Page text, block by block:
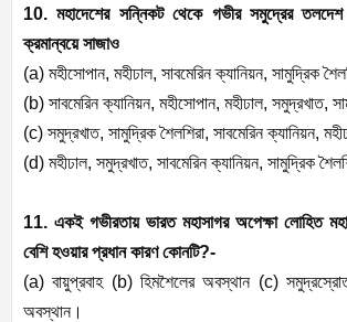
10. মহাদেশের সন্নিকট থেকে গভীর সমুদ্রের তলদেশ
ক্রমান্বয়ে সাজাও
(a) মহীসোপান, মহীঢাল, সাবমেরিন ক্যানিয়ন, সামুদ্রিক
(b) সাবমেরিন ক্যানিয়ন, মহীসোপান, মহীঢাল, সমুদ্রখাত,
(c) সমুদ্রখাত, সামুদ্রিক শৈলশিরা, সাবমেরিন ক্যানিয়ন,
(d) মহীঢাল, সমুদ্রখাত, সাবমেরিন ক্যানিয়ন, সামুদ্রিক
11. একই গভীরতায় ভারত মহাসাগর অপেক্ষা লোহিত
বেশি হওয়ার প্রধান কারণ কোনটি?-
(a)বায়ুপ্রবাহ (b)হিমশৈলের অবস্থান (c)
অবস্থান।